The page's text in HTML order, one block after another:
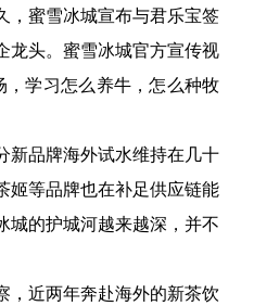
，蜜雪冰城宣布与君乐宝签
龙头。蜜雪冰城官方宣传视
，学习怎么养牛，怎么种牧
新品牌海外试水维持在几十
姬等品牌也在补足供应链能
城的护城河越来越深，并不
，近两年奔赴海外的新茶饮